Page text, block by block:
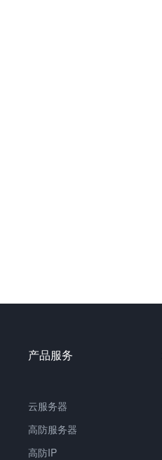
产品服务
云服务器
高防服务器
高防IP